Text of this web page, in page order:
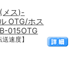
メス)-
OTG/ホス
015OTG
速度】